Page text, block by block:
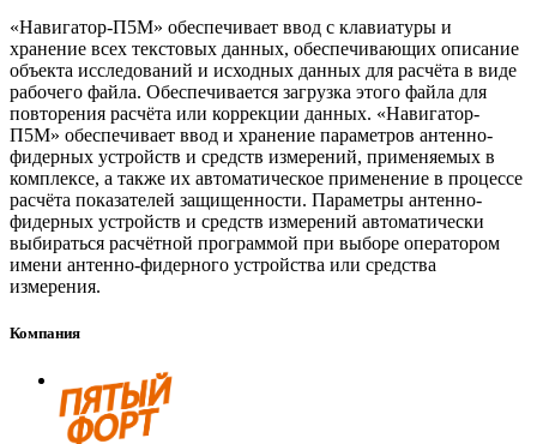
«Навигатор-П5М» обеспечивает ввод с клавиатуры и
хранение всех текстовых данных, обеспечивающих описание
объекта исследований и исходных данных для расчёта в виде
рабочего файла. Обеспечивается загрузка этого файла для
повторения расчёта или коррекции данных. «Навигатор-
П5М» обеспечивает ввод и хранение параметров антенно-
фидерных устройств и средств измерений, применяемых в
комплексе, а также их автоматическое применение в процессе
расчёта показателей защищенности. Параметры антенно-
фидерных устройств и средств измерений автоматически
выбираться расчётной программой при выборе оператором
имени антенно-фидерного устройства или средства
измерения.
Компания